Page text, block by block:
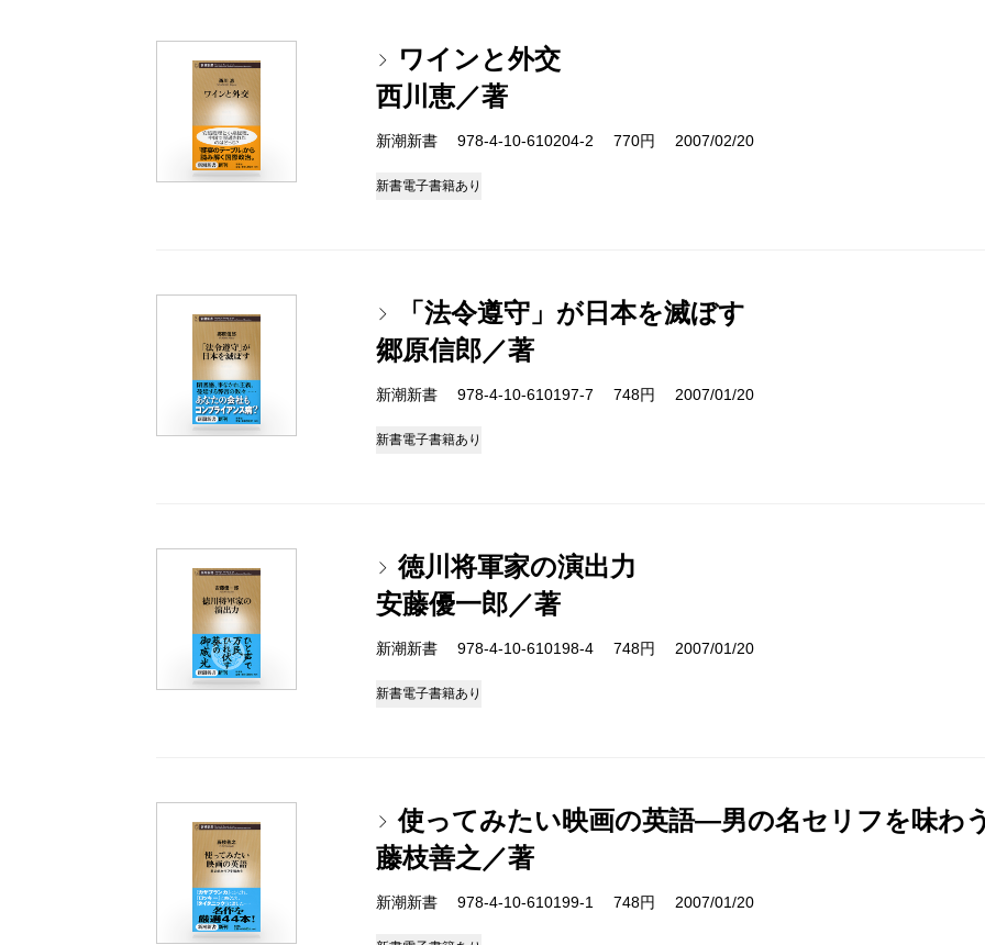
ワインと外交
西川恵／著
新潮新書 978-4-10-610204-2 770円 2007/02/20
新書電子書籍あり
「法令遵守」が日本を滅ぼす
郷原信郎／著
新潮新書 978-4-10-610197-7 748円 2007/01/20
新書電子書籍あり
徳川将軍家の演出力
安藤優一郎／著
新潮新書 978-4-10-610198-4 748円 2007/01/20
新書電子書籍あり
使ってみたい映画の英語―男の名セリフを味わ
藤枝善之／著
新潮新書 978-4-10-610199-1 748円 2007/01/20